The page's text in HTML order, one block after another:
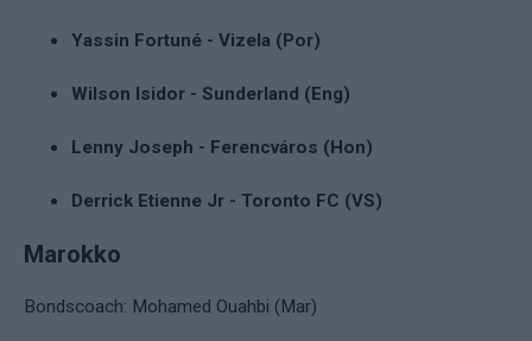
Yassin Fortuné - Vizela (Por)
Wilson Isidor - Sunderland (Eng)
Lenny Joseph - Ferencváros (Hon)
Derrick Etienne Jr - Toronto FC (VS)
Marokko
Bondscoach: Mohamed Ouahbi (Mar)